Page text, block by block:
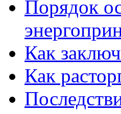
Порядок
Как
Как